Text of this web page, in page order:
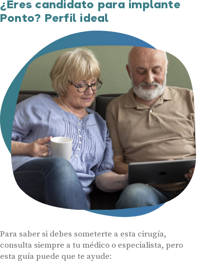
¿Eres candidato para implante
Ponto? Perfil ideal
Para saber si debes someterte a esta cirugía,
consulta siempre a tu médico o especialista, pero
esta guía puede que te ayude: